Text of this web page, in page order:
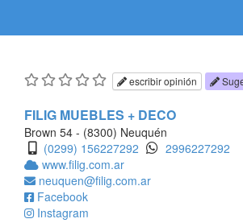
escribir opinión
FILIG MUEBLES + DECO
Brown 54 - (8300) Neuquén
(0299) 156227292
2996227292
www.filig.com.ar
neuquen@filig.com.ar
Facebook
Instagram